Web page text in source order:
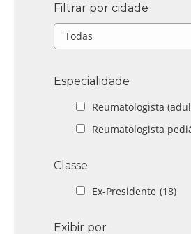
Filtrar por cidade
Especialidade
Reumatologista
Reumatologista
Classe
Ex-Presidente (18)
Exibir por